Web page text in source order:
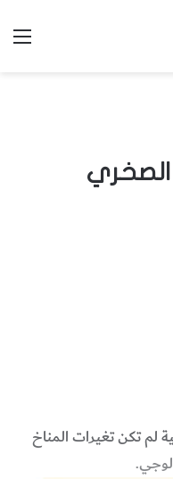
لم تكن تغيرات المناخ